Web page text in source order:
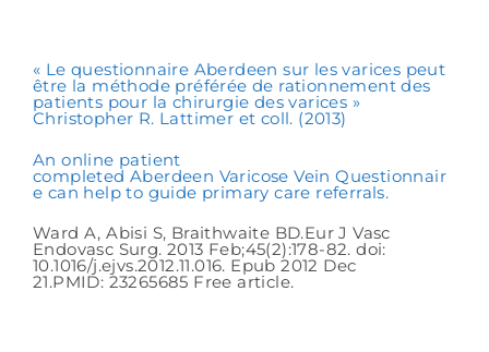
« Le questionnaire Aberdeen sur les varices peut
être la méthode préférée de rationnement des
patients pour la chirurgie des varices »
Christopher R. Lattimer et coll. (2013)
An online patient
completed Aberdeen Varicose Vein Questionnair
e can help to guide primary care referrals.
Ward A, Abisi S, Braithwaite BD.Eur J Vasc
Endovasc Surg. 2013 Feb;45(2):178-82. doi:
10.1016/j.ejvs.2012.11.016. Epub 2012 Dec
21.PMID: 23265685 Free article.